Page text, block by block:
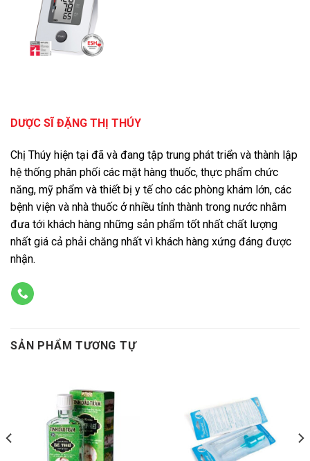
DƯỢC SĨ ĐẶNG THỊ THÚY
Chị Thúy hiện tại đã và đang tập trung phát triển và thành lập
hệ thống phân phối các mặt hàng thuốc, thực phẩm chức
năng, mỹ phẩm và thiết bị y tế cho các phòng khám lớn, các
bệnh viện và nhà thuốc ở nhiều tỉnh thành trong nước nhằm
đưa tới khách hàng những sản phẩm tốt nhất chất lượng
nhất giá cả phải chăng nhất vì khách hàng xứng đáng được
nhận.
SẢN PHẨM TƯƠNG TỰ